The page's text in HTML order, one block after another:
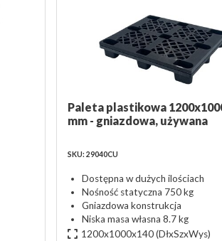
Paleta plastikowa
mm - gniazdowa, używana
SKU: 29040CU
Dostępna w dużych ilościach
Nośność statyczna 750 kg
Gniazdowa konstrukcja
Niska masa własna 8.7 ​​kg
1200x1000x140(DłxSzxWys)